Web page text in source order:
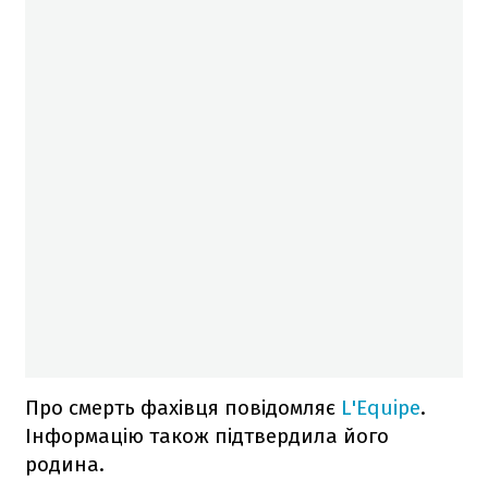
Про смерть фахівця повідомляє L'Equipe.
Інформацію також підтвердила його
родина.